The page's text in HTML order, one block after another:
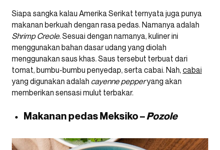
Siapa sangka kalau Amerika Serikat ternyata juga punya
makanan berkuah dengan rasa pedas. Namanya adalah
Shrimp Creole. Sesuai dengan namanya, kuliner ini
menggunakan bahan dasar udang yang diolah
menggunakan saus khas. Saus tersebut terbuat dari
tomat, bumbu-bumbu penyedap, serta cabai. Nah, cabai
yang digunakan adalah cayenne pepperyang akan
memberikan sensasi mulut terbakar.
Makanan pedas Meksiko –Pozole